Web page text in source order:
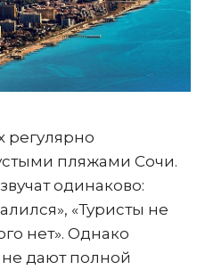
регулярно
пляжами Сочи.
одинаково:
«Туристы не
нет». Однако
дают полной